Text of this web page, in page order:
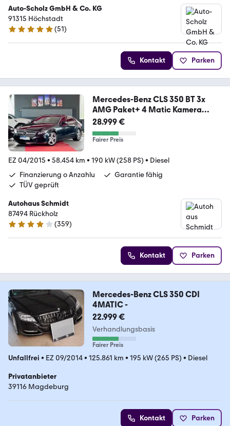
Auto-Scholz GmbH & Co. KG
91315 Höchstadt
4.8 Sterne
(51)
Kontakt Parken
Mercedes-Benz CLS 350 BT 3x
AMG Paket+ 4 Matic Kamera
Memory
28.999 €
Fairer Preis
EZ 04/2015 • 58.454 km • 190 kW (258 PS) • Diesel
Finanzierung o Anzahlu
Garantie fähig
TÜV geprüft
Autohaus Schmidt
87494 Rückholz
4 Sterne
(359)
Kontakt Parken
Mercedes-Benz CLS 350 CDI
4MATIC -
22.999 €
Verhandlungsbasis
Fairer Preis
Unfallfrei • EZ 09/2014• 125.861 km • 195 kW (265 PS) • Diesel
Privatanbieter
39116 Magdeburg
Kontakt Parken